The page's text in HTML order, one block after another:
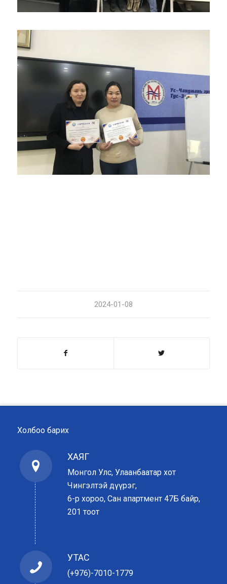
2024-01-08
Холбоо барих
ХАЯГ
Монгол Улс, Улаанбаатар хот
Чингэлтэй дүүрэг,
6-р хороо, Сан апартмент 47Б байр,
201 тоот
УТАС
(+976)-7010-1779